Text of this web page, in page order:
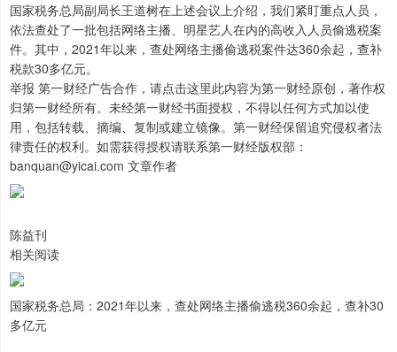
国家税务总局副局长王道树在上述会议上介绍，我们紧盯重点人员，
依法查处了一批包括网络主播、明星艺人在内的高收入人员偷逃税案
件。其中，2021年以来，查处网络主播偷逃税案件达360余起，查补
税款30多亿元。
举报 第一财经广告合作，请点击这里此内容为第一财经原创，著作权
归第一财经所有。未经第一财经书面授权，不得以任何方式加以使
用，包括转载、摘编、复制或建立镜像。第一财经保留追究侵权者法
律责任的权利。如需获得授权请联系第一财经版权部：
banquan@yicai.com 文章作者
陈益刊
相关阅读
国家税务总局：2021年以来，查处网络主播偷逃税360余起，查补30
多亿元